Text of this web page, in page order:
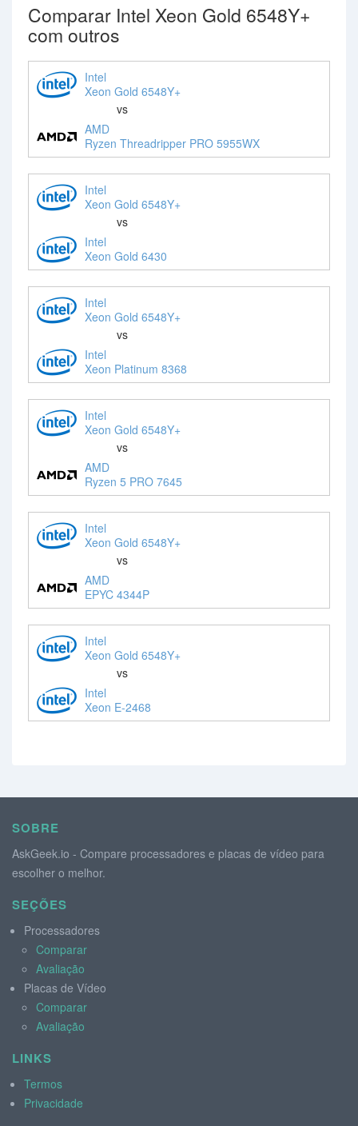
Comparar Intel Xeon Gold 6548Y+
com outros
Intel
Xeon Gold 6548Y+
vs
AMD
Ryzen Threadripper PRO 5955WX
Intel
Xeon Gold 6548Y+
vs
Intel
Xeon Gold 6430
Intel
Xeon Gold 6548Y+
vs
Intel
Xeon Platinum 8368
Intel
Xeon Gold 6548Y+
vs
AMD
Ryzen 5 PRO 7645
Intel
Xeon Gold 6548Y+
vs
AMD
EPYC 4344P
Intel
Xeon Gold 6548Y+
vs
Intel
Xeon E-2468
SOBRE
AskGeek.io - Compare processadores e placas de vídeo para
escolher o melhor.
SEÇÕES
Processadores
Comparar
Avaliação
Placas de Vídeo
Comparar
Avaliação
LINKS
Termos
Privacidade